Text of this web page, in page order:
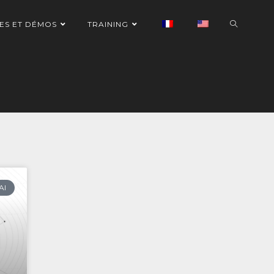
ET DÉMOS TRAINING